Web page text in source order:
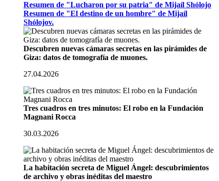
Resumen de "Lucharon por su patria" de Mijaíl Shólojo
Resumen de "El destino de un hombre" de Mijaíl
Shólojov.
Descubren nuevas cámaras secretas en las pirámides de
Giza: datos de tomografía de muones.
27.04.2026
Tres cuadros en tres minutos: El robo en la Fundación
Magnani Rocca
30.03.2026
La habitación secreta de Miguel Ángel: descubrimientos
de archivo y obras inéditas del maestro